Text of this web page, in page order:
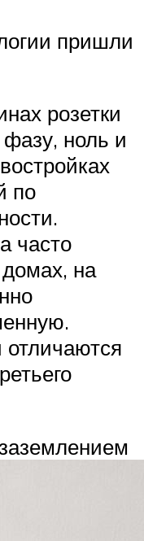
пришли
розетки
ноль и
по
часто
на